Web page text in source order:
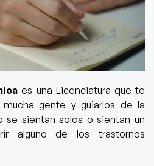
es una Licenciatura que te
gente y guiarlos de la
se sientan solos o sientan un
alguno de los trastornos